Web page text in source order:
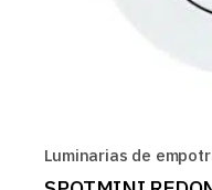
Luminarias de